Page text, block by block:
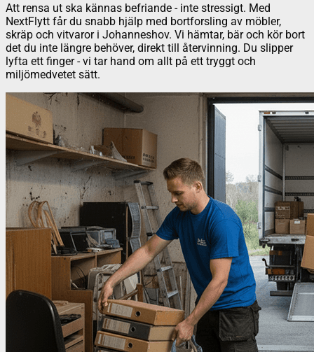
Att rensa ut ska kännas befriande - inte stressigt. Med
NextFlytt får du snabb hjälp med bortforsling av möbler,
skräp och vitvaror i Johanneshov. Vi hämtar, bär och kör bort
det du inte längre behöver, direkt till återvinning. Du slipper
lyfta ett finger - vi tar hand om allt på ett tryggt och
miljömedvetet sätt.